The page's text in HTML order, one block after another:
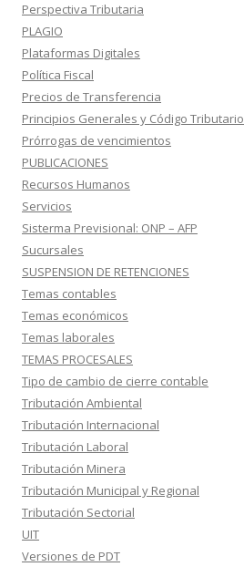
Perspectiva Tributaria
PLAGIO
Plataformas Digitales
Política Fiscal
Precios de Transferencia
Principios Generales y Código Tributario
Prórrogas de vencimientos
PUBLICACIONES
Recursos Humanos
Servicios
Sisterma Previsional: ONP – AFP
Sucursales
SUSPENSION DE RETENCIONES
Temas contables
Temas económicos
Temas laborales
TEMAS PROCESALES
Tipo de cambio de cierre contable
Tributación Ambiental
Tributación Internacional
Tributación Laboral
Tributación Minera
Tributación Municipal y Regional
Tributación Sectorial
UIT
Versiones de PDT